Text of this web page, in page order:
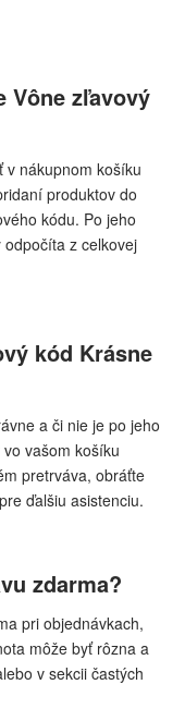
Vône zľavový
v nákupnom košíku
produktov do
kódu. Po jeho
z celkovej
kód Krásne
a či nie je po jeho
vašom košíku
pretrváva, obráťte
ďalšiu asistenciu.
zdarma?
pri objednávkach,
môže byť rôzna a
v sekcii častých